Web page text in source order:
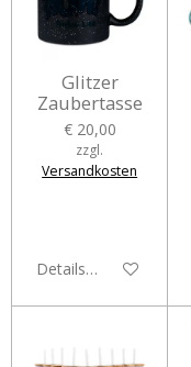
Glitzer
Zaubertasse
€ 20,00
zzgl.
Versandkosten
Details anzeigen